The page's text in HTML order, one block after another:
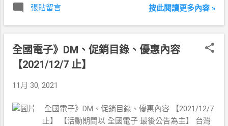
張貼留言 按此閱讀更多內容 »
全國電子》DM、促銷目錄、優惠內容
【2021/12/7 止】
11月 30, 2021
全國電子》DM、促銷目錄、優惠內容 【2021/12/7
止】 【活動期間以 全國電子 最後公告為主】 台灣